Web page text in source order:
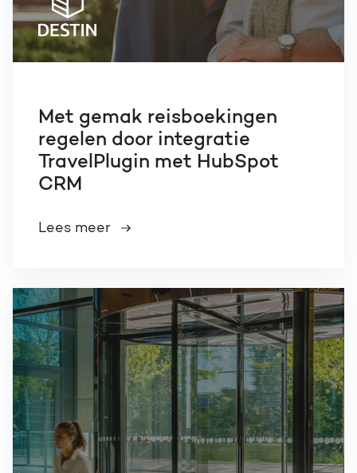
Met gemak reisboekingen
regelen door integratie
TravelPlugin met HubSpot
CRM
Lees meer